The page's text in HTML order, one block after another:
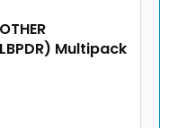
Multipack